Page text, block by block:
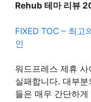
Rehub 테마 리뷰
FIXED TOC – 최
인
워드프레스 제휴
실패합니다. 대부
들은 매우 간단하